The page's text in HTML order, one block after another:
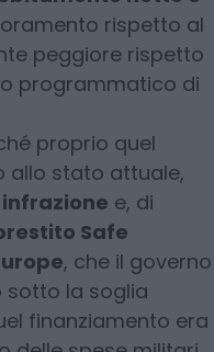
rispetto al
peggiore rispetto
programmatico di
proprio quel
allo stato attuale,
e, di
Safe
, che il governo
sotto la soglia
finanziamento era